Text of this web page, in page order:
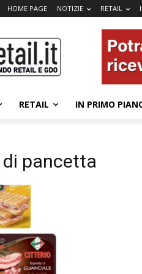
HOME PAGE NOTIZIE RETAIL
RETAIL IN PRIMO
pancetta